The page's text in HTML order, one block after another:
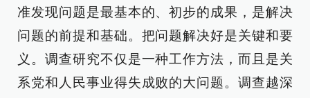
准发现问题是最基本的、初步的成果，是解决
问题的前提和基础。把问题解决好是关键和要
义。调查研究不仅是一种工作方法，而且是关
系党和人民事业得失成败的大问题。调查越深